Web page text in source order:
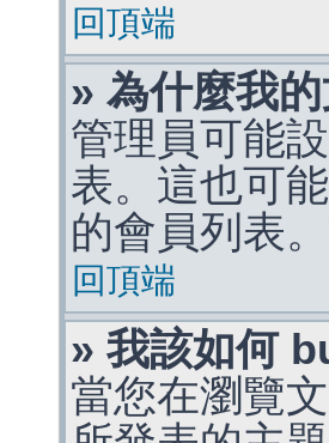
回頂端
» 為什麼我
管理員可能
表。這也可
的會員列表
回頂端
» 我該如何
當您在瀏覽